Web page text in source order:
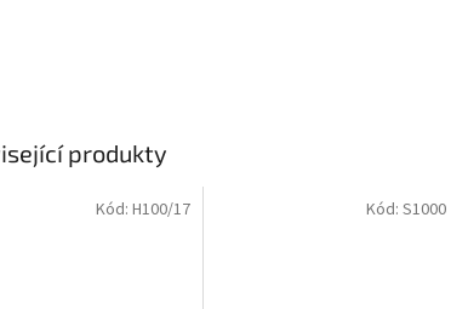
produkty
Kód: H100/17 Kód: S1000